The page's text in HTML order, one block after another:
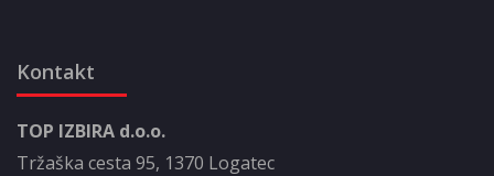
Kontakt
TOP IZBIRA d.o.o.
Tržaška cesta 95, 1370 Logatec